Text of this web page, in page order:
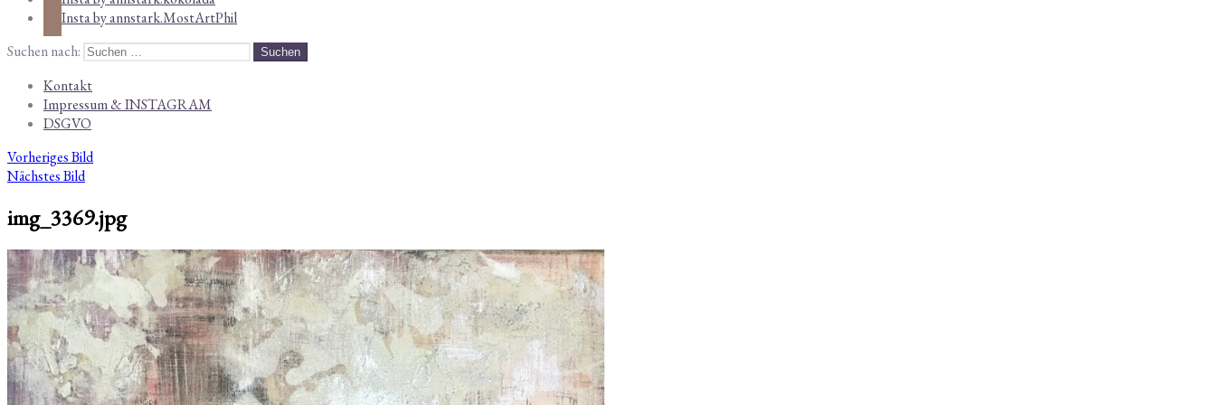
Insta by annstark.MostArtPhil
Suchen nach:
Kontakt
Impressum & INSTAGRAM
DSGVO
Vorheriges Bild
Nächstes Bild
img_3369.jpg